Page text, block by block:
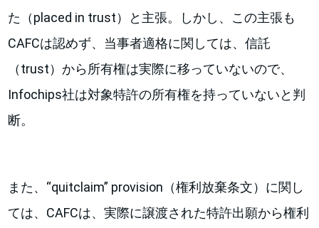
た（placed in trust）と主張。しかし、この主張も
CAFCは認めず、当事者適格に関しては、信託
（trust）から所有権は実際に移っていないので、
Infochips社は対象特許の所有権を持っていないと判
断。
また、“quitclaim” provision（権利放棄条文）に関し
ては、CAFCは、実際に譲渡された特許出願から権利